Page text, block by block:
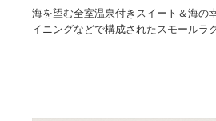
海を望む全室温泉付きスイート＆海の
イニングなどで構成されたスモールラ